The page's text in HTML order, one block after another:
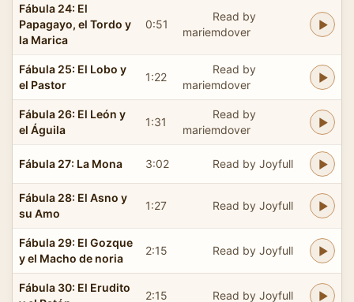
Fábula 24: El
Papagayo, el Tordo y
la Marica
0:51
Read by
mariemdover
Fábula 25: El Lobo y
el Pastor
1:22
Read by
mariemdover
Fábula 26: El León y
el Águila
1:31
Read by
mariemdover
Fábula 27: La Mona 3:02 Read by Joyfull
Fábula 28: El Asno y
su Amo
1:27 Read by Joyfull
Fábula 29: El Gozque
y el Macho de noria
2:15 Read by Joyfull
Fábula 30: El Erudito
2:15 Read by Joyfull